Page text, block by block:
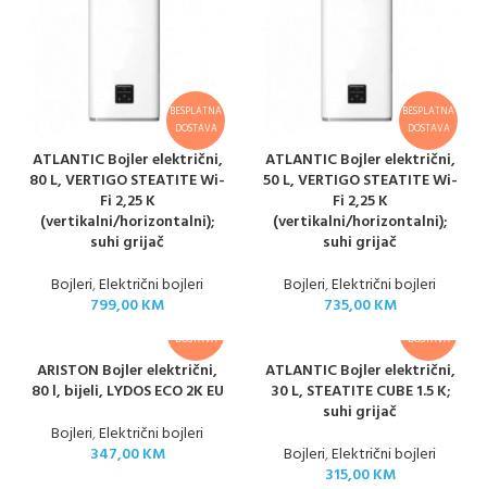
BESPLATNA
DOSTAVA
ATLANTIC Bojler električni,
80 L, VERTIGO STEATITE Wi-
Fi 2,25 K
(vertikalni/horizontalni);
suhi grijač
Bojleri,Električni bojleri
799,00KM
BESPLATNA
DOSTAVA
ATLANTIC Bojler električni,
50 L, VERTIGO STEATITE Wi-
Fi 2,25 K
(vertikalni/horizontalni);
suhi grijač
Bojleri,Električni bojleri
735,00KM
DOSTAVA
ARISTON Bojler električni,
80 l, bijeli, LYDOS ECO 2K EU
Bojleri,Električni bojleri
347,00KM
DOSTAVA
ATLANTIC Bojler električni,
30 L, STEATITE CUBE 1.5 K;
suhi grijač
Bojleri,Električni bojleri
315,00KM